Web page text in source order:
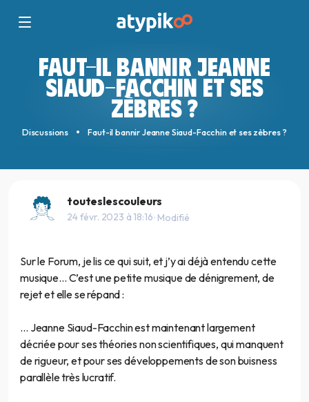
FAUT-IL BANNIR JEANNE
SIAUD-FACCHIN ET SES
ZÈBRES ?
Discussions Faut-il bannir Jeanne Siaud-Facchin et ses zèbres ?
touteslescouleurs
24 févr. 2023 à 18:16· Modifié
Sur le Forum, je lis ce qui suit, et j’y ai déjà entendu cette
musique… C’est une petite musique de dénigrement, de
rejet et elle se répand :
… Jeanne Siaud-Facchin est maintenant largement
décriée pour ses théories non scientifiques, qui manquent
de rigueur, et pour ses développements de son buisness
parallèle très lucratif.